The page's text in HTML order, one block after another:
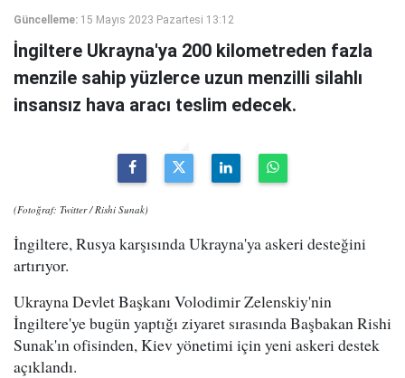
Güncelleme: 15 Mayıs 2023 Pazartesi 13:12
İngiltere Ukrayna'ya 200 kilometreden fazla
menzile sahip yüzlerce uzun menzilli silahlı
insansız hava aracı teslim edecek.
(Fotoğraf: Twitter / Rishi Sunak)
İngiltere, Rusya karşısında Ukrayna'ya askeri desteğini
artırıyor.
Ukrayna Devlet Başkanı Volodimir Zelenskiy'nin
İngiltere'ye bugün yaptığı ziyaret sırasında Başbakan Rishi
Sunak'ın ofisinden, Kiev yönetimi için yeni askeri destek
açıklandı.